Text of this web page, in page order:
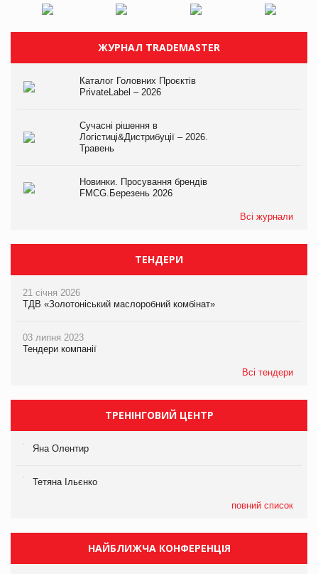
ЖУРНАЛ TRADEMASTER
Каталог Головних Проєктів
PrivateLabel – 2026
Сучасні рішення в
Логістиці&Дистрибуції – 2026.
Травень
Новинки. Просування брендів
FMCG.Березень 2026
Всі журнали
ТЕНДЕРИ
21 січня 2026
ТДВ «Золотоніський маслоробний комбінат»
03 липня 2023
Тендери компанії
Всі тендери
ТРЕНІНГОВИЙ ЦЕНТР
Яна Олентир
Тетяна Ільєнко
повний список
НАЙБЛИЖЧА КОНФЕРЕНЦІЯ